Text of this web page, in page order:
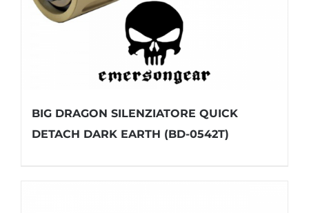
BIG DRAGON SILENZIATORE QUICK
DETACH DARK EARTH (BD-0542T)